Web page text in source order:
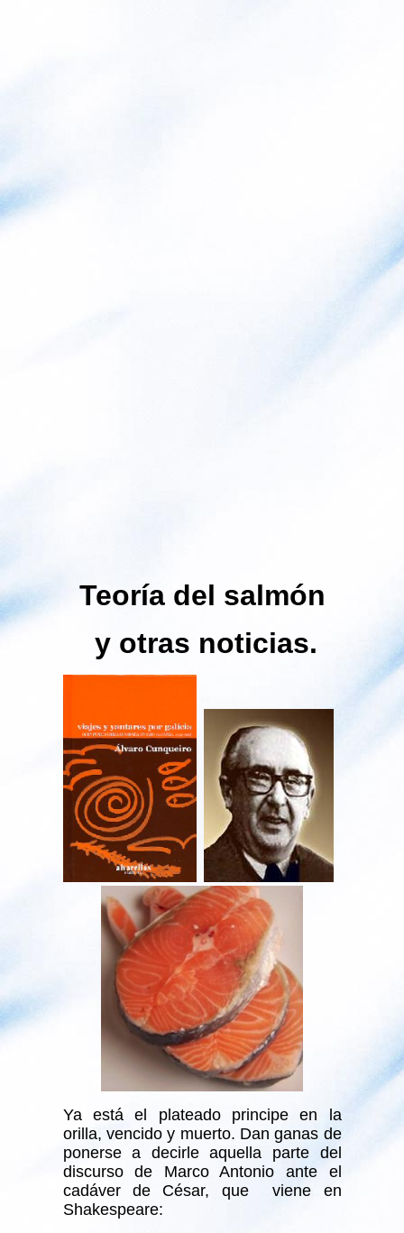
Teoría del salmón
y otras noticias.
Ya está el plateado principe en la
orilla, vencido y muerto. Dan ganas de
ponerse a decirle aquella parte del
discurso de Marco Antonio ante el
cadáver de César, que viene en
Shakespeare: